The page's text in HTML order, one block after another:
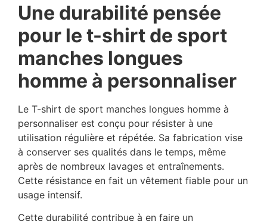
Une durabilité pensée
pour le t-shirt de sport
manches longues
homme à personnaliser
Le T-shirt de sport manches longues homme à
personnaliser est conçu pour résister à une
utilisation régulière et répétée. Sa fabrication vise
à conserver ses qualités dans le temps, même
après de nombreux lavages et entraînements.
Cette résistance en fait un vêtement fiable pour un
usage intensif.
Cette durabilité contribue à en faire un